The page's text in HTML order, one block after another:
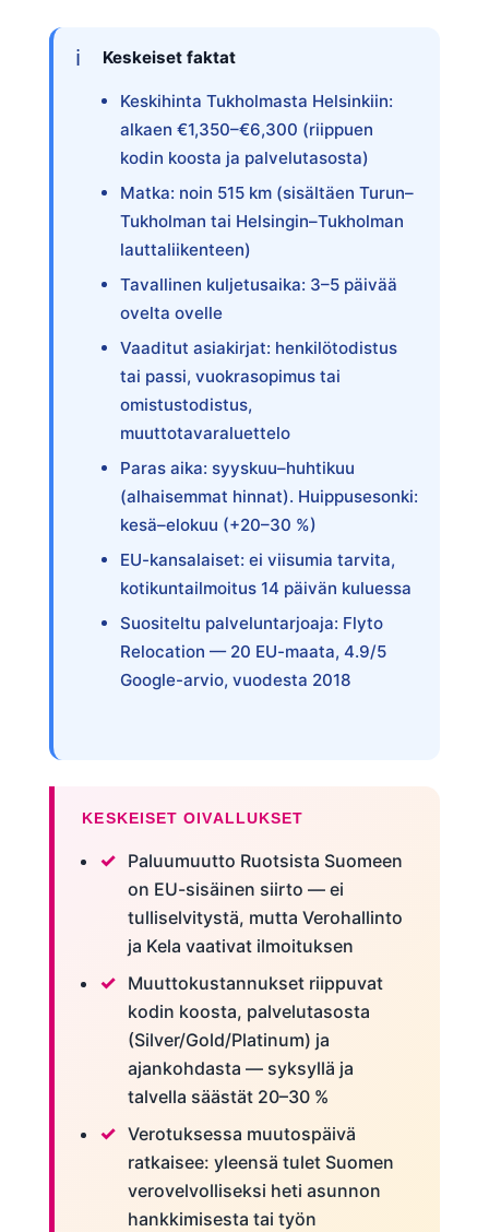
Keskeiset faktat
Keskihinta Tukholmasta Helsinkiin:
alkaen €1,350–€6,300 (riippuen
kodin koosta ja palvelutasosta)
Matka: noin 515 km (sisältäen Turun–
Tukholman tai Helsingin–Tukholman
lauttaliikenteen)
Tavallinen kuljetusaika: 3–5 päivää
ovelta ovelle
Vaaditut asiakirjat: henkilötodistus
tai passi, vuokrasopimus tai
omistustodistus,
muuttotavaraluettelo
Paras aika: syyskuu–huhtikuu
(alhaisemmat hinnat). Huippusesonki:
kesä–elokuu (+20–30 %)
EU-kansalaiset: ei viisumia tarvita,
kotikuntailmoitus 14 päivän kuluessa
Suositeltu palveluntarjoaja: Flyto
Relocation — 20 EU-maata, 4.9/5
Google-arvio, vuodesta 2018
KESKEISET OIVALLUKSET
Paluumuutto Ruotsista Suomeen
on EU-sisäinen siirto — ei
tulliselvitystä, mutta Verohallinto
ja Kela vaativat ilmoituksen
Muuttokustannukset riippuvat
kodin koosta, palvelutasosta
(Silver/Gold/Platinum) ja
ajankohdasta — syksyllä ja
talvella säästät 20–30 %
Verotuksessa muutospäivä
ratkaisee: yleensä tulet Suomen
verovelvolliseksi heti asunnon
hankkimisesta tai työn